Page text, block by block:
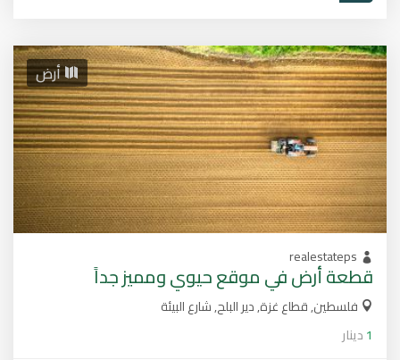
أرض
realestateps
قطعة أرض في موقع حيوي ومميز جداً
فلسطين, قطاع غزة, دير البلح, شارع البيئة
1دينار